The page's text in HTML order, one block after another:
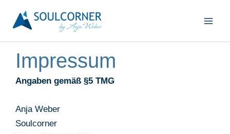
Inhalt
springen
Impressum
Angaben gemäß §5 TMG
Anja Weber
Soulcorner